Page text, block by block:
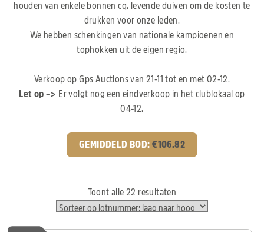
houden van enkele bonnen cq. levende duiven om de kosten te
drukken voor onze leden.
We hebben schenkingen van nationale kampioenen en
tophokken uit de eigen regio.
Verkoop op Gps Auctions van 21-11 tot en met 02-12.
Let op –> Er volgt nog een eindverkoop in het clublokaal op
04-12.
GEMIDDELD BOD:€106.82
Toont alle 22 resultaten